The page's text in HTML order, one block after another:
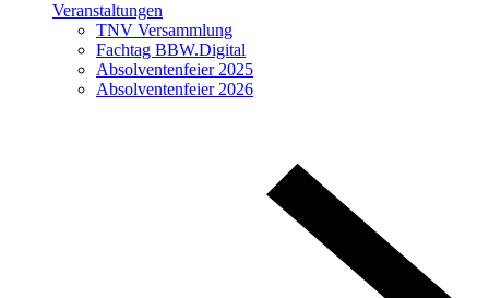
Veranstaltungen
TNV Versammlung
Fachtag BBW.Digital
Absolventenfeier 2025
Absolventenfeier 2026